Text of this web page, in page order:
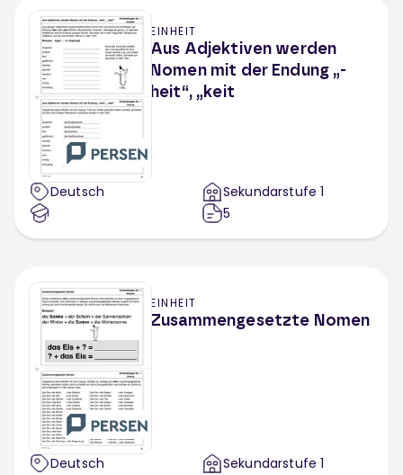
EINHEIT
Aus Adjektiven werden
Nomen mit der Endung „-
heit“, „keit
Deutsch
Sekundarstufe 1
5
EINHEIT
Zusammengesetzte Nomen
Deutsch
Sekundarstufe 1